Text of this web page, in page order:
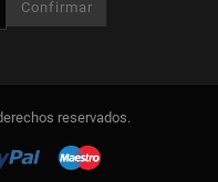
reservados.